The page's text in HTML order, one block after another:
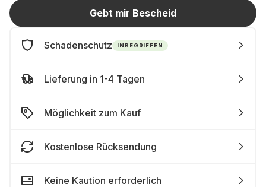
Gebt mir Bescheid
Schadenschutz INBEGRIFFEN
Lieferung in 1-4 Tagen
Möglichkeit zum Kauf
Kostenlose Rücksendung
Keine Kaution erforderlich